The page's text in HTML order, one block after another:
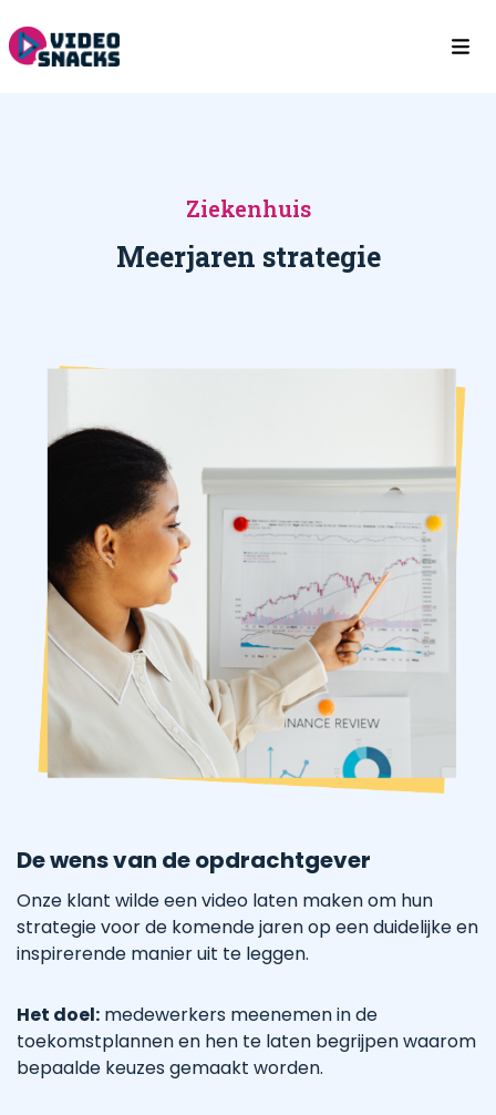
Ziekenhuis
Meerjaren strategie
De wens van de opdrachtgever
Onze klant wilde een video laten maken om hun
strategie voor de komende jaren op een duidelijke en
inspirerende manier uit te leggen.
Het doel: medewerkers meenemen in de
toekomstplannen en hen te laten begrijpen waarom
bepaalde keuzes gemaakt worden.